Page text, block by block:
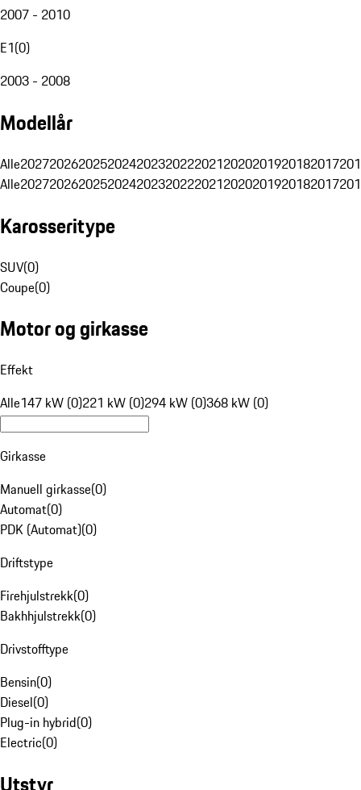
2007 - 2010
E1(0)
2003 - 2008
Modellår
Alle20272026202520242023202220212020201920182017
Alle20272026202520242023202220212020201920182017
Karosseritype
SUV(0)
Coupe(0)
Motor og girkasse
Effekt
Alle147 kW (0)221 kW (0)294 kW (0)368 kW (0)
Girkasse
Manuell girkasse(0)
Automat(0)
PDK (Automat)(0)
Driftstype
Firehjulstrekk(0)
Bakhhjulstrekk(0)
Drivstofftype
Bensin(0)
Diesel(0)
Plug-in hybrid(0)
Electric(0)